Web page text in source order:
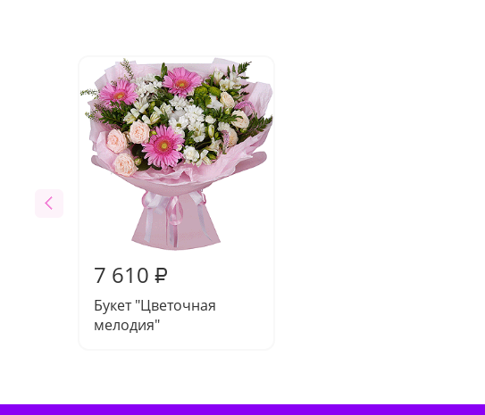
7 610 ₽
Букет "Цветочная
мелодия"